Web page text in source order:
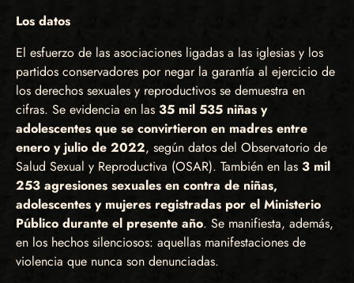
Los datos
El esfuerzo de las asociaciones ligadas a las iglesias y los
partidos conservadores por negar la garantía al ejercicio de
los derechos sexuales y reproductivos se demuestra en
cifras. Se evidencia en las 35 mil 535 niñas y
adolescentes que se convirtieron en madres entre
enero y julio de 2022, según datos del Observatorio de
Salud Sexual y Reproductiva (OSAR). También en las 3 mil
253 agresiones sexuales en contra de niñas,
adolescentes y mujeres registradas por el Ministerio
Público durante el presente año. Se manifiesta, además,
en los hechos silenciosos: aquellas manifestaciones de
violencia que nunca son denunciadas.